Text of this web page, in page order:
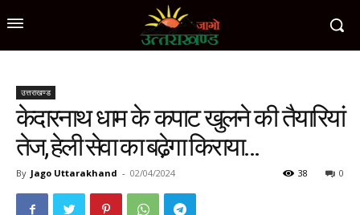
उत्तराखण्ड
केदारनाथ धाम के कपाट खुलने की तैयारियां
तेज, हेली सेवा का बढे़गा किराया…
By Jago Uttarakhand - 02/04/2024 0
38